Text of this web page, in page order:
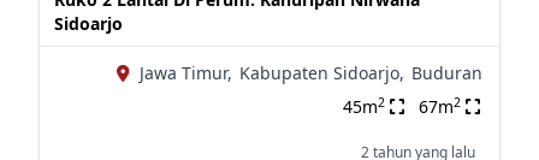
Sidoarjo
Jawa Timur, Kabupaten Sidoarjo, Buduran
45m2 67m2
2 tahun yang lalu